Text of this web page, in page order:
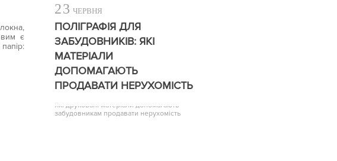
є
23 ЧЕРВНЯ
ПОЛІГРАФІЯ ДЛЯ
ЗАБУДОВНИКІВ: ЯКІ
МАТЕРІАЛИ
ДОПОМАГАЮТЬ
ПРОДАВАТИ НЕРУХОМІСТЬ
Які друковані матеріали допомагають
забудовникам продавати нерухомість